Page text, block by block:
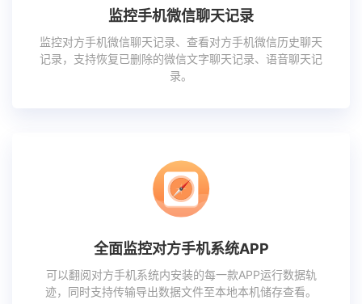
监控手机微信聊天记录
监控对方手机微信聊天记录、查看对方手机微信历史聊天
记录，支持恢复已删除的微信文字聊天记录、语音聊天记
录。
全面监控对方手机系统APP
可以翻阅对方手机系统内安装的每一款APP运行数据轨
迹，同时支持传输导出数据文件至本地本机储存查看。